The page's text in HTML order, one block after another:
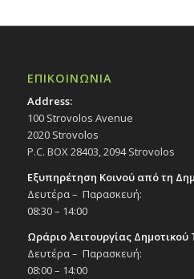
ΕΠΙΚΟΙΝΩΝΙΑ
Address:
100 Strovolos Avenue
2020 Strovolos
P.C. BOX 28403, 2094 Strovolos
Εξυπηρέτηση Κοινού από τη
Δευτέρα – Παρασκευή:
08:30 – 14:00
Ωράριο λειτουργίας Δημοτικού
Δευτέρα – Παρασκευή:
08:00 – 14:00